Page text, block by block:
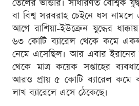
তেলের ভান্ডার। সাধারণত বৈশ্বিক
বা বিশ্ব সরবরাহ চেইনে ধস
আগে রাশিয়া-ইউক্রেন যুদ্ধের
৬৩ কোটি ব্যারেল থেকে কমে
নেমে এসেছিল। আর এবার
থেকে মাত্র কয়েক সপ্তাহের
আরও প্রায় ৫ কোটি ব্যারেল কমে
লাখ ব্যারেলে এসে ঠেকেছে।